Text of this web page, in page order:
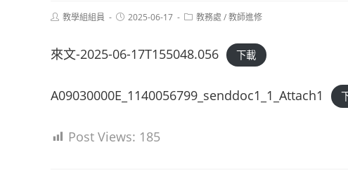
Post教學組組員
Post2025-06-17
Post教務處 /教師進修
來文-2025-06-17T155048.056 下載
A09030000E_1140056799_senddoc1_1_Attach1
Post Views: 185